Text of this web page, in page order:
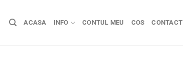
ACASA INFO CONTUL MEU COS CONTACT